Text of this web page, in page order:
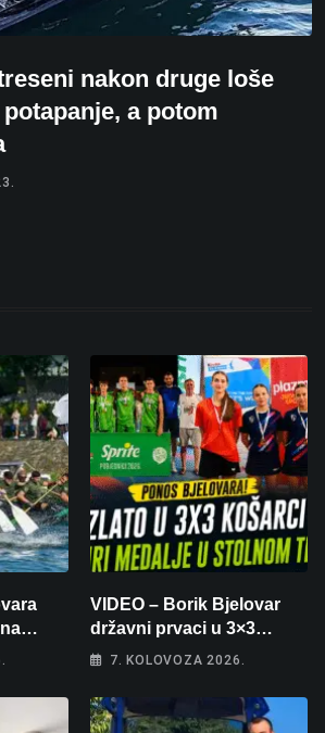
nakon druge loše
a potom
VIDEO – Borik Bjelovar
državni prvaci u 3×3
košarci, Klara Končar je
stolnom tenisu!
7. KOLOVOZA 2026.